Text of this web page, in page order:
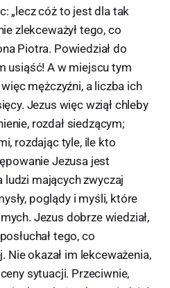
„lecz cóż to jest dla tak
zlekceważył tego, co
Piotra. Powiedział do
usiąść! A w miejscu tym
mężczyźni, a liczba ich
Jezus więc wziął chleby
rozdał siedzącym;
rozdając tyle, ile kto
Jezusa jest
ludzi mających zwyczaj
poglądy i myśli, które
Jezus dobrze wiedział,
tego, co
Nie okazał im lekceważenia,
sytuacji. Przeciwnie,